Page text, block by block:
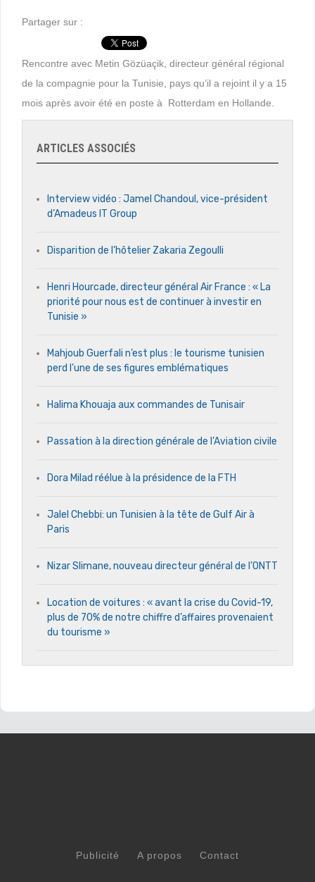
Partager sur :
Rencontre avec Metin Gözüaçik, directeur général régional
de la compagnie pour la Tunisie, pays qu’il a rejoint il y a 15
mois après avoir été en poste à Rotterdam en Hollande.
ARTICLES ASSOCIÉS
Interview vidéo : Jamel Chandoul, vice-président
d’Amadeus IT Group
Disparition de l’hôtelier Zakaria Zegoulli
Henri Hourcade, directeur général Air France : « La
priorité pour nous est de continuer à investir en
Tunisie »
Mahjoub Guerfali n’est plus : le tourisme tunisien
perd l’une de ses figures emblématiques
Halima Khouaja aux commandes de Tunisair
Passation à la direction générale de l’Aviation civile
Dora Milad réélue à la présidence de la FTH
Jalel Chebbi: un Tunisien à la tête de Gulf Air à
Paris
Nizar Slimane, nouveau directeur général de l’ONTT
Location de voitures : « avant la crise du Covid-19,
plus de 70% de notre chiffre d’affaires provenaient
du tourisme »
Publicité A propos Contact